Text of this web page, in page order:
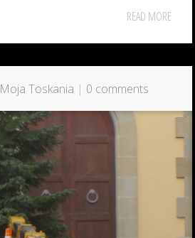
READ MORE
Moja Toskania | 0 comments